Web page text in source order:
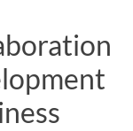
lettersStaff